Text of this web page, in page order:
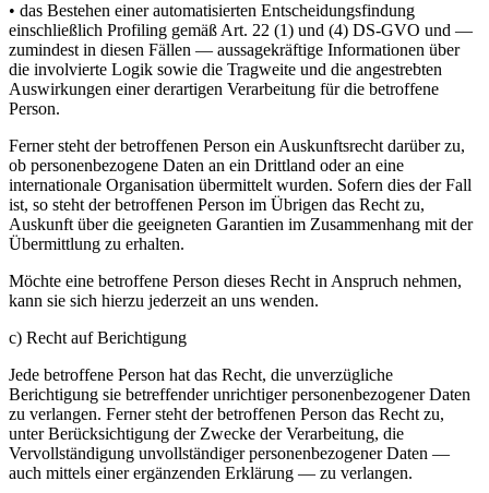
• das Bestehen einer automatisierten Entscheidungsfindung
einschließlich Profiling gemäß Art. 22 (1) und (4) DS-GVO und —
zumindest in diesen Fällen — aussagekräftige Informationen über
die involvierte Logik sowie die Tragweite und die angestrebten
Auswirkungen einer derartigen Verarbeitung für die betroffene
Person.
Ferner steht der betroffenen Person ein Auskunftsrecht darüber zu,
ob personenbezogene Daten an ein Drittland oder an eine
internationale Organisation übermittelt wurden. Sofern dies der Fall
ist, so steht der betroffenen Person im Übrigen das Recht zu,
Auskunft über die geeigneten Garantien im Zusammenhang mit der
Übermittlung zu erhalten.
Möchte eine betroffene Person dieses Recht in Anspruch nehmen,
kann sie sich hierzu jederzeit an uns wenden.
c) Recht auf Berichtigung
Jede betroffene Person hat das Recht, die unverzügliche
Berichtigung sie betreffender unrichtiger personenbezogener Daten
zu verlangen. Ferner steht der betroffenen Person das Recht zu,
unter Berücksichtigung der Zwecke der Verarbeitung, die
Vervollständigung unvollständiger personenbezogener Daten —
auch mittels einer ergänzenden Erklärung — zu verlangen.